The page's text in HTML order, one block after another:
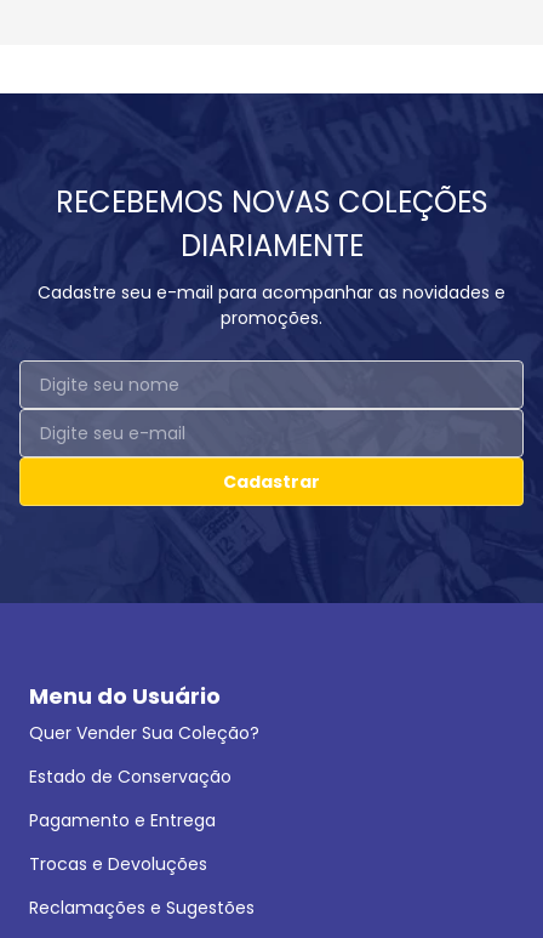
RECEBEMOS NOVAS COLEÇÕES
DIARIAMENTE
Cadastre seu e-mail para acompanhar as novidades e
promoções.
Cadastrar
Menu do Usuário
Quer Vender Sua Coleção?
Estado de Conservação
Pagamento e Entrega
Trocas e Devoluções
Reclamações e Sugestões